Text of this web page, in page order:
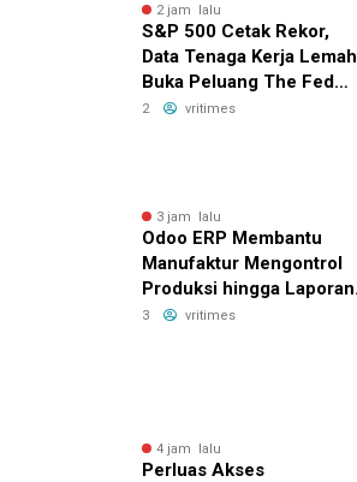
2 jam lalu
S&P 500 Cetak Rekor,
Data Tenaga Kerja Lemah
Buka Peluang The Fed
Lebih Dovish
2 vritimes
3 jam lalu
Odoo ERP Membantu
Manufaktur Mengontrol
Produksi hingga Laporan
Keuangan
3 vritimes
4 jam lalu
Perluas Akses